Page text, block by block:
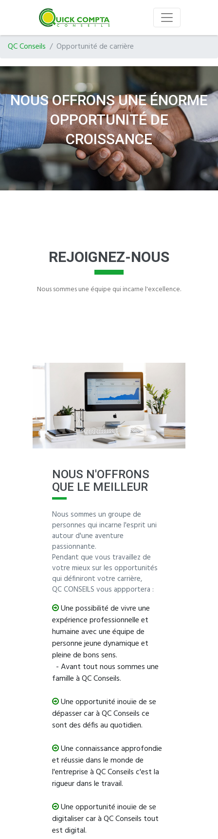
QC Conseils Opportunité de carrière
NOUS OFFRONS UNE ÉNORME
OPPORTUNITÉ DE
CROISSANCE
REJOIGNEZ-NOUS
Nous sommes une équipe qui incarne l'excellence.
NOUS N'OFFRONS
QUE LE MEILLEUR
Nous sommes un groupe de
personnes qui incarne l'esprit uni
autour d'une aventure
passionnante.
Pendant que vous travaillez de
votre mieux sur les opportunités
qui définiront votre carrière,
QC CONSEILS vous appportera :
Une possibilité de vivre une
expérience professionnelle et
humaine avec une équipe de
personne jeune dynamique et
pleine de bons sens.
- Avant tout nous sommes une
famille à QC Conseils.
Une opportunité inouïe de se
dépasser car à QC Conseils ce
sont des défis au quotidien.
Une connaissance approfondie
et réussie dans le monde de
l'entreprise à QC Conseils c'est la
rigueur dans le travail.
Une opportunité inouïe de se
digitaliser car à QC Conseils tout
est digital.